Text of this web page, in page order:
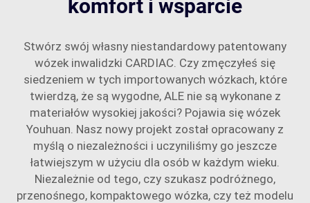
komfort i wsparcie
Stwórz swój własny niestandardowy patentowany
wózek inwalidzki CARDIAC. Czy zmęczyłeś się
siedzeniem w tych importowanych wózkach, które
twierdzą, że są wygodne, ALE nie są wykonane z
materiałów wysokiej jakości? Pojawia się wózek
Youhuan. Nasz nowy projekt został opracowany z
myślą o niezależności i uczyniliśmy go jeszcze
łatwiejszym w użyciu dla osób w każdym wieku.
Niezależnie od tego, czy szukasz podróżnego,
przenośnego, kompaktowego wózka, czy też modelu